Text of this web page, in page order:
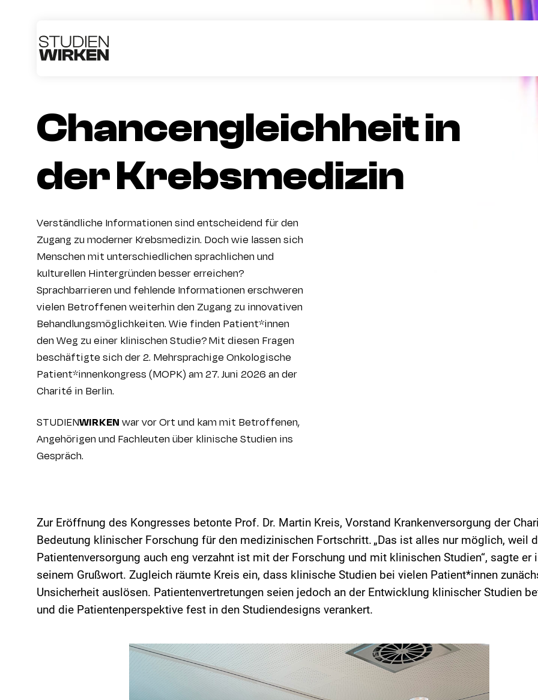
Chancengleichheit in
der Krebsmedizin
Verständliche Informationen sind entscheidend für den
Zugang zu moderner Krebsmedizin. Doch wie lassen sich
Menschen mit unterschiedlichen sprachlichen und
kulturellen Hintergründen besser erreichen?
Sprachbarrieren und fehlende Informationen erschweren
vielen Betroffenen weiterhin den Zugang zu innovativen
Behandlungsmöglichkeiten. Wie finden Patient*innen
den Weg zu einer klinischen Studie? Mit diesen Fragen
beschäftigte sich der 2. Mehrsprachige Onkologische
Patient*innenkongress (MOPK) am 27. Juni 2026 an der
Charité in Berlin.
STUDIENWIRKEN war vor Ort und kam mit Betroffenen,
Angehörigen und Fachleuten über klinische Studien ins
Gespräch.
Zur Eröffnung des Kongresses betonte Prof. Dr. Martin Kreis, Vorstand Krankenversorgung der
Bedeutung klinischer Forschung für den medizinischen Fortschritt. „Das ist alles nur möglich, weil
Patientenversorgung auch eng verzahntist mit der Forschung und mit klinischen Studien“, sagte er
seinem Grußwort. Zugleich räumte Kreis ein, dass klinische Studien bei vielen Patient*innen
Unsicherheit auslösen. Patientenvertretungen seien jedoch an der Entwicklung klinischer Studien
und die Patientenperspektive fest in den Studiendesigns verankert.